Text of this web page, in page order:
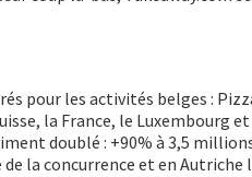
pour les activités belges :
la France, le Luxembourg
doublé : +90% à 3,5
la concurrence et en